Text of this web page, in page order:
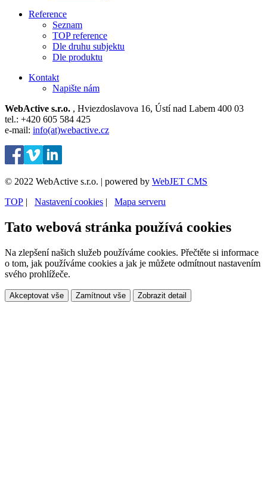
Reference
Seznam
TOP reference
Dle druhu subjektu
Dle produktu
Kontakt
Napište nám
WebActive s.r.o. , Hviezdoslavova 16, Ústí nad Labem 400 03
tel.: +420 605 584 425
e-mail: info(at)webactive.cz
© 2022 WebActive s.r.o. | powered by WebJET CMS
TOP | ⁠ Nastavení cookies | ⁠ Mapa serveru
Tato webová stránka používá cookies
Na zlepšení našich služeb používáme cookies. Přečtěte si informace
o tom, jak používáme cookies a jak je můžete odmítnout nastavením
svého prohlížeče.
Akceptovat vše Zamítnout vše Zobrazit detail